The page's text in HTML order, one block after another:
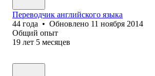
Переводчик английского языка
44 года • Обновлено 11 ноября 2014
Общий опыт
19 лет 5 месяцев